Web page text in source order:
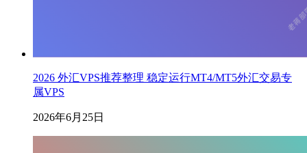
2026 外汇VPS推荐整理 稳定运行MT4/MT5外汇交易专
属VPS
2026年6月25日